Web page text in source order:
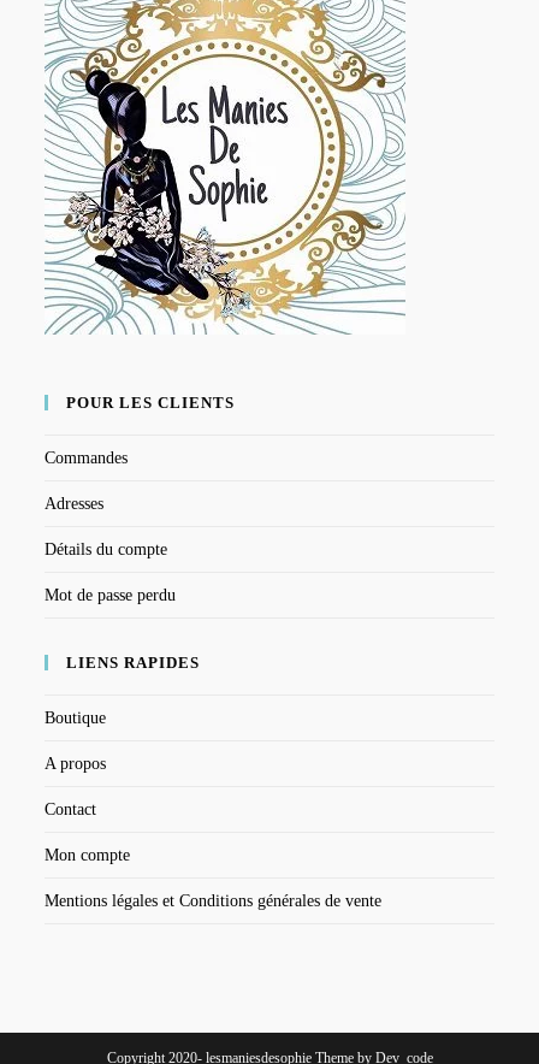
POUR LES CLIENTS
Commandes
Adresses
Détails du compte
Mot de passe perdu
LIENS RAPIDES
Boutique
A propos
Contact
Mon compte
Mentions légales et Conditions générales de vente
Copyright 2020- lesmaniesdesophie Theme by Dev_code